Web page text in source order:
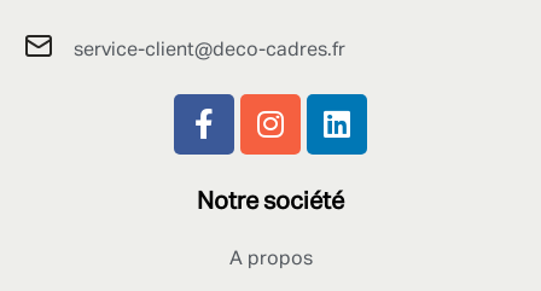
service-client@deco-cadres.fr
Notre société
A propos